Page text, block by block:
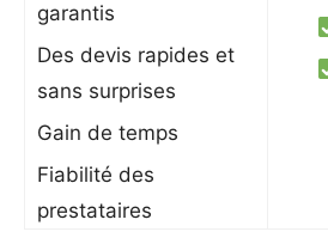
garantis
Des devis rapides et
sans surprises
Gain de temps
Fiabilité des
prestataires